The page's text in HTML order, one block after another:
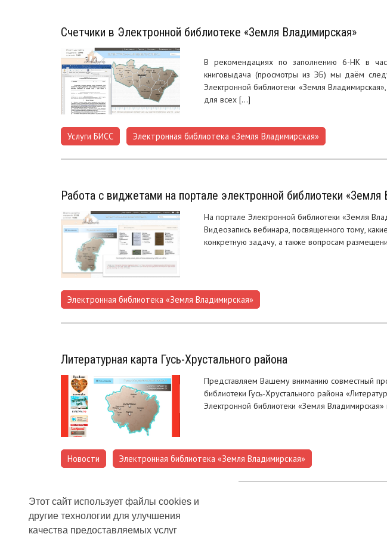
Счетчики в Электронной библиотеке «Земля Владимирская»
В рекомендациях по заполнению 6-НК в
книговыдача (просмотры из ЭБ) мы даём
Электронной библиотеки «Земля
для всех […]
Услуги БИСС Электронная библиотека «Земля Владимирская»
Работа с виджетами на портале электронной библиотеки «Земля
На портале Электронной библиотеки «Земля
Видеозапись вебинара, посвященного тому,
конкретную задачу, а также вопросам
Электронная библиотека «Земля Владимирская»
Литературная карта Гусь-Хрустального района
Представляем Вашему вниманию совместный
библиотеки Гусь-Хрустального района
Электронной библиотеки «Земля
Новости Электронная библиотека «Земля Владимирская»
Этот сайт использует файлы cookies и
другие технологии для улучшения
качества предоставляемых услуг